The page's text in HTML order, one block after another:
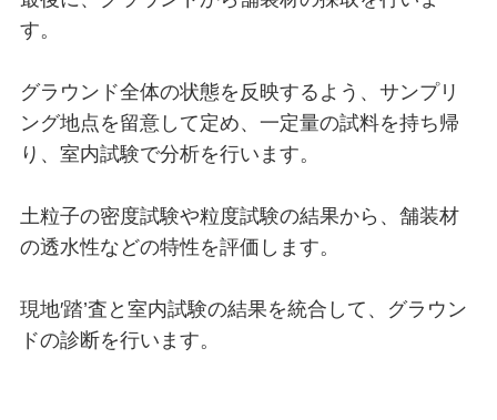
す。
グラウンド全体の状態を反映するよう、サンプリ
ング地点を留意して定め、一定量の試料を持ち帰
り、室内試験で分析を行います。
土粒子の密度試験や粒度試験の結果から、舗装材
の透水性などの特性を評価します。
現地′踏’査と室内試験の結果を統合して、グラウン
ドの診断を行います。